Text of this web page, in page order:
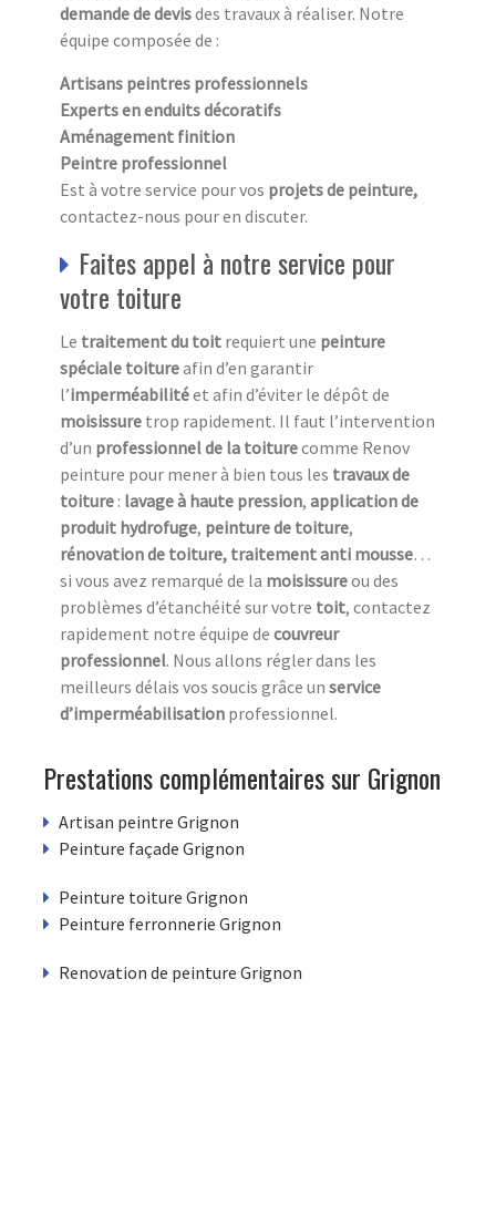
demande de devisdes travaux à réaliser. Notre
équipe composée de :
Artisans peintres professionnels
Experts en enduits décoratifs
Aménagement finition
Peintre professionnel
Est à votre service pour vos projets de peinture,
contactez-nous pour en discuter.
Faites appel à notre service pour
votre toiture
Le traitement du toit requiert une peinture
spéciale toitureafin d’en garantir
l’imperméabilitéet afin d’éviter le dépôt de
moisissure trop rapidement. Il faut l’intervention
d’un professionnel de la toiturecomme Renov
peinture pour mener à bien tous les travaux de
toiture : lavage à haute pression, application de
produit hydrofuge, peinture de toiture,
rénovation de toiture, traitement anti mousse…
si vous avez remarqué de la moisissureou des
problèmes d’étanchéité sur votre toit, contactez
rapidement notre équipe de couvreur
professionnel. Nous allons régler dans les
meilleurs délais vos soucis grâce un service
d’imperméabilisation professionnel.
Prestations complémentaires sur Grignon
Artisan peintre Grignon
Peinture façade Grignon
Peinture toiture Grignon
Peinture ferronnerie Grignon
Renovation de peinture Grignon